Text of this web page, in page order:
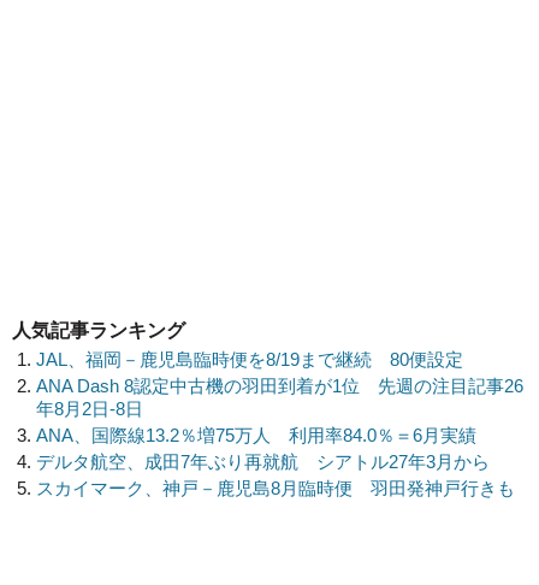
人気記事ランキング
JAL、福岡－鹿児島臨時便を8/19まで継続 80便設定
ANA Dash 8認定中古機の羽田到着が1位 先週の注目記事26
年8月2日-8日
ANA、国際線13.2％増75万人 利用率84.0％＝6月実績
デルタ航空、成田7年ぶり再就航 シアトル27年3月から
スカイマーク、神戸－鹿児島8月臨時便 羽田発神戸行きも